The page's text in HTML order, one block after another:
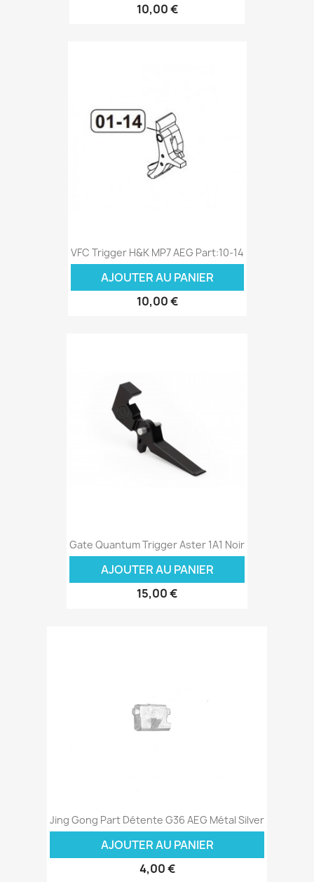
10,00 €
VFC Trigger H&K MP7 AEG Part:10-14
AJOUTER AU PANIER
10,00 €
Gate Quantum Trigger Aster 1A1 Noir
AJOUTER AU PANIER
15,00 €
Jing Gong Part Détente G36 AEG Métal Silver
AJOUTER AU PANIER
4,00 €